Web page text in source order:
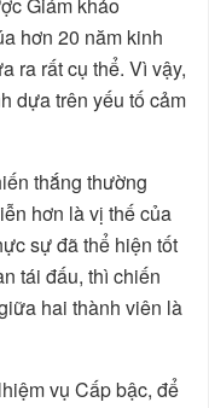
Giám khảo
hơn 20 năm kinh
ra rất cụ thể. Vì vậy,
dựa trên yếu tố cảm
thắng thường
hơn là vị thế của
sự đã thể hiện tốt
tái đấu, thì chiến
hai thành viên là
vụ Cấp bậc, để